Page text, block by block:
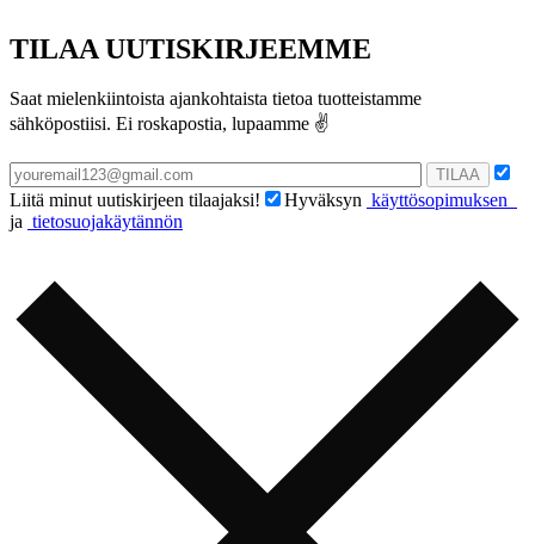
TILAA UUTISKIRJEEMME
Saat mielenkiintoista ajankohtaista tietoa tuotteistamme
sähköpostiisi. Ei roskapostia, lupaamme ✌️️
Liitä minut uutiskirjeen tilaajaksi! Hyväksyn käyttösopimuksen
ja tietosuojakäytännön